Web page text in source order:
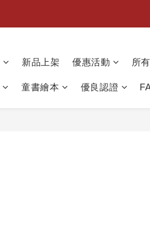
新品上架 優惠活動 所
童書繪本 優良認證